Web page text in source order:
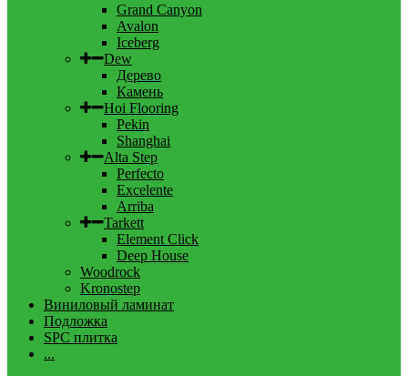
Grand Canyon
Avalon
Iceberg
Dew
Дерево
Камень
Hoi Flooring
Pekin
Shanghai
Alta Step
Perfecto
Excelente
Arriba
Tarkett
Element Click
Deep House
Woodrock
Kronostep
Виниловый ламинат
Подложка
SPC плитка
...